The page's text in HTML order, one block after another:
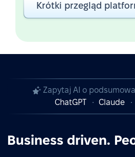
Krótki przegląd
Zapytaj AI o
ChatGPT
Claude
Business driven.